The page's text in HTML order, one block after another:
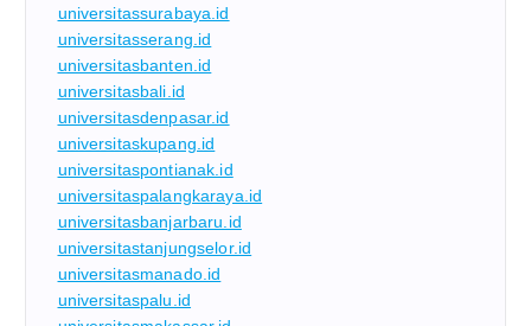
universitassurabaya.id
universitasserang.id
universitasbanten.id
universitasbali.id
universitasdenpasar.id
universitaskupang.id
universitaspontianak.id
universitaspalangkaraya.id
universitasbanjarbaru.id
universitastanjungselor.id
universitasmanado.id
universitaspalu.id